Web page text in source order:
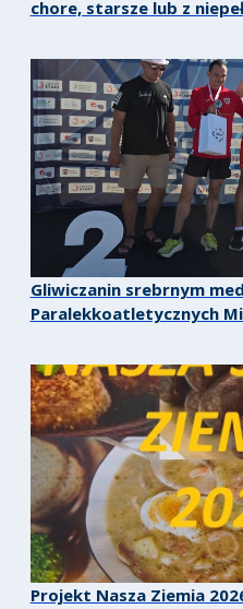
chore, starsze lub z
Gliwiczanin srebrnym
Paralekkoatletycznych
Projekt Nasza Ziemia